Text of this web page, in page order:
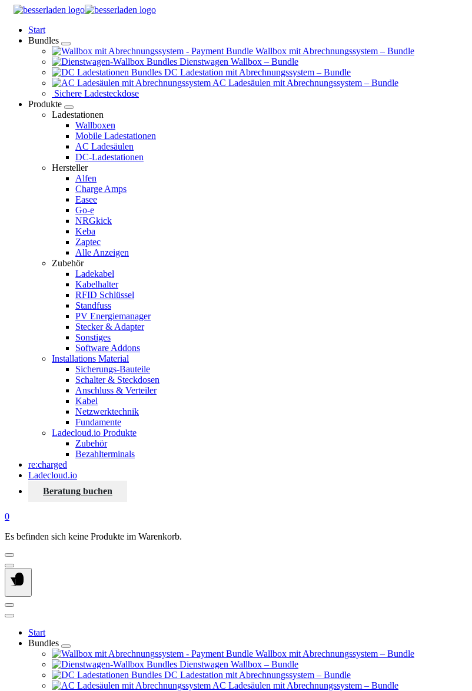
Springe
Inhalt
Start
Bundles
Wallbox mit Abrechnungssystem – Bundle
Dienstwagen Wallbox – Bundle
DC Ladestation mit Abrechnungssystem – Bundle
AC Ladesäulen mit Abrechnungssystem – Bundle
Sichere Ladesteckdose
Produkte
Ladestationen
Wallboxen
Mobile Ladestationen
AC Ladesäulen
DC-Ladestationen
Hersteller
Alfen
Charge Amps
Easee
Go-e
NRGkick
Keba
Zaptec
Alle Anzeigen
Zubehör
Ladekabel
Kabelhalter
RFID Schlüssel
Standfuss
PV Energiemanager
Stecker & Adapter
Sonstiges
Software Addons
Installations Material
Sicherungs-Bauteile
Schalter & Steckdosen
Anschluss & Verteiler
Kabel
Netzwerktechnik
Fundamente
Ladecloud.io Produkte
Zubehör
Bezahlterminals
re:charged
Ladecloud.io
Beratung buchen
0
Es befinden sich keine Produkte im Warenkorb.
Start
Bundles
Wallbox mit Abrechnungssystem – Bundle
Dienstwagen Wallbox – Bundle
DC Ladestation mit Abrechnungssystem – Bundle
AC Ladesäulen mit Abrechnungssystem – Bundle